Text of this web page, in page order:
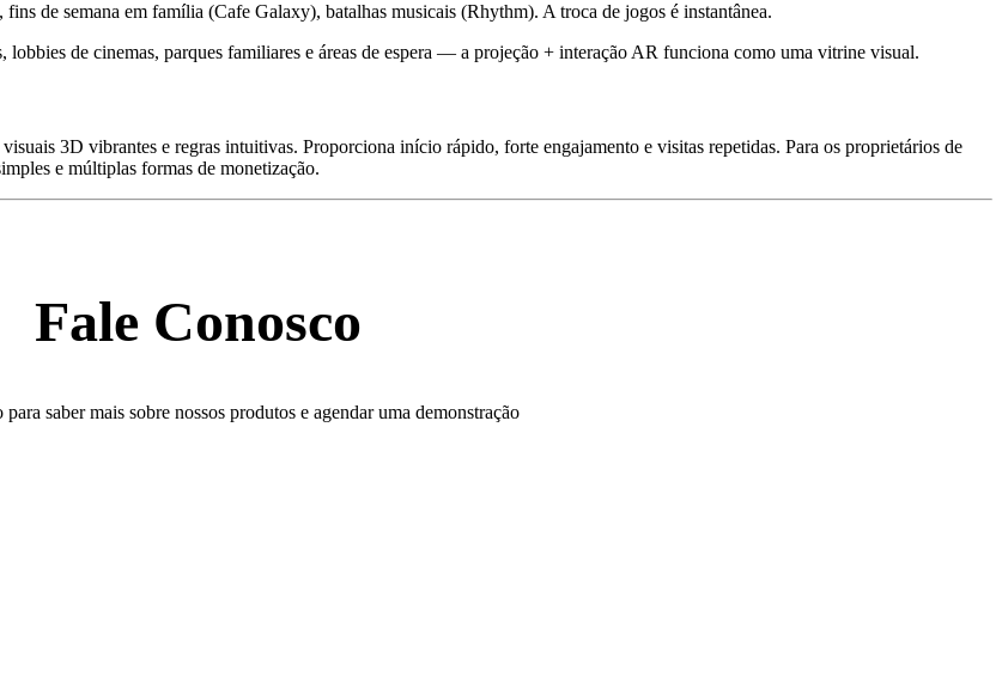
de semana em família (Cafe Galaxy), batalhas musicais (Rhythm). A troca de jogos é instantânea.
lobbies de cinemas, parques familiares e áreas de espera — a projeção + interação AR funciona como uma vitrine visual.
3D vibrantes e regras intuitivas. Proporciona início rápido, forte engajamento e visitas repetidas. Para os proprietários de
e múltiplas formas de monetização.
Fale Conosco
saber mais sobre nossos produtos e agendar uma demonstração